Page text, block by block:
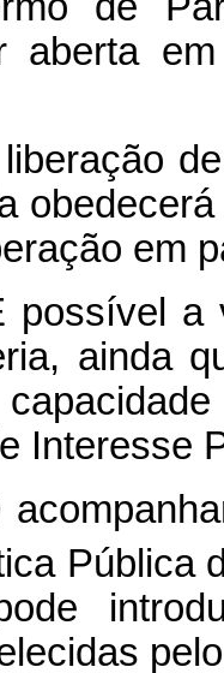
aberta
em
a
ainda
Interesse
Pública